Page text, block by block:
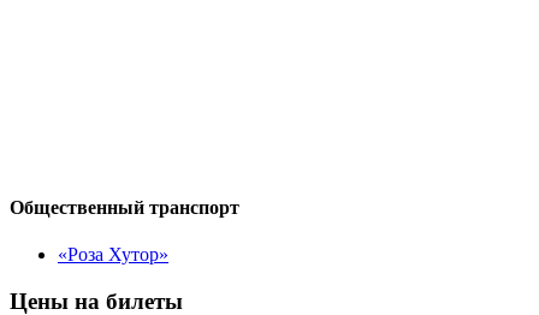
Общественный транспорт
«Роза Хутор»
Цены на билеты